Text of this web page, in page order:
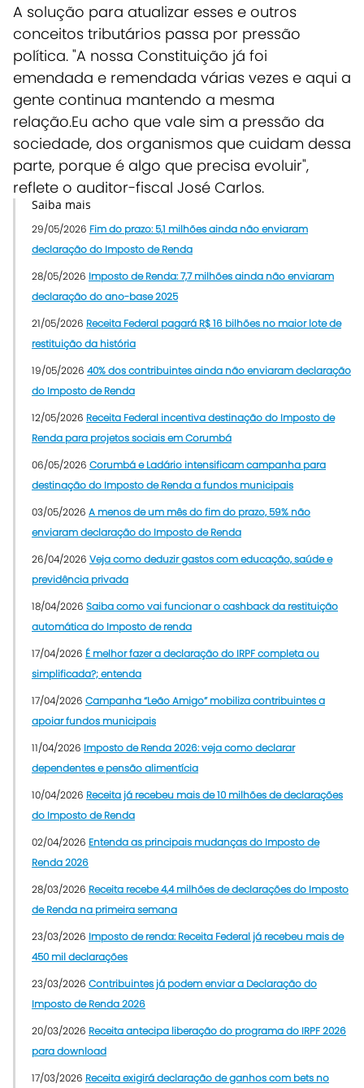
A solução para atualizar esses e outros
conceitos tributários passa por pressão
política. "A nossa Constituição já foi
emendada e remendada várias vezes e aqui a
gente continua mantendo a mesma
relação.Eu acho que vale sim a pressão da
sociedade, dos organismos que cuidam dessa
parte, porque é algo que precisa evoluir",
reflete o auditor-fiscal José Carlos.
Saiba mais
29/05/2026 Fim do prazo: 5,1 milhões ainda não enviaram
declaração do Imposto de Renda
28/05/2026 Imposto de Renda: 7,7 milhões ainda não enviaram
declaração do ano-base 2025
21/05/2026 Receita Federal pagará R$ 16 bilhões no maior lote de
restituição da história
19/05/2026 40% dos contribuintes ainda não enviaram declaração
do Imposto de Renda
12/05/2026 Receita Federal incentiva destinação do Imposto de
Renda para projetos sociais em Corumbá
06/05/2026 Corumbá e Ladário intensificam campanha para
destinação do Imposto de Renda a fundos municipais
03/05/2026 A menos de um mês do fim do prazo, 59% não
enviaram declaração do Imposto de Renda
26/04/2026 Veja como deduzir gastos com educação, saúde e
previdência privada
18/04/2026 Saiba como vai funcionar o cashback da restituição
automática do Imposto de renda
17/04/2026 É melhor fazer a declaração do IRPF completa ou
simplificada?; entenda
17/04/2026 Campanha “Leão Amigo” mobiliza contribuintes a
apoiar fundos municipais
11/04/2026 Imposto de Renda 2026: veja como declarar
dependentes e pensão alimentícia
10/04/2026 Receita já recebeu mais de 10 milhões de declarações
do Imposto de Renda
02/04/2026 Entenda as principais mudanças do Imposto de
Renda 2026
28/03/2026 Receita recebe 4,4 milhões de declarações do Imposto
de Renda na primeira semana
23/03/2026 Imposto de renda: Receita Federal já recebeu mais de
450 mil declarações
23/03/2026 Contribuintes já podem enviar a Declaração do
Imposto de Renda 2026
20/03/2026 Receita antecipa liberação do programa do IRPF 2026
para download
17/03/2026 Receita exigirá declaração de ganhos com bets no